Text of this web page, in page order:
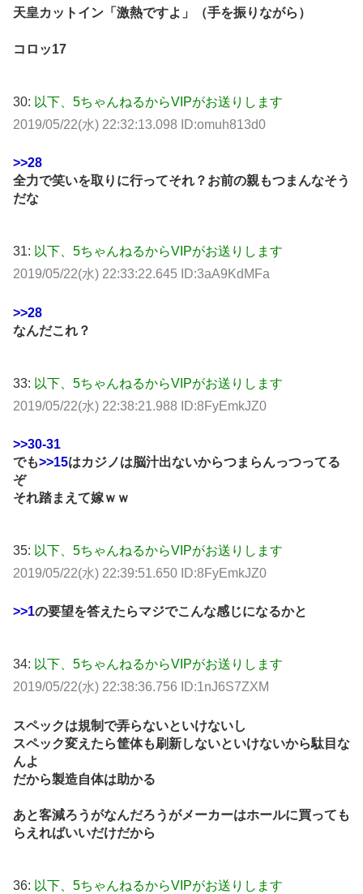
天皇カットイン「激熱ですよ」（手を振りながら）
コロッ17
30: 以下、5ちゃんねるからVIPがお送りします
2019/05/22(水) 22:32:13.098 ID:omuh813d0
>>28
全力で笑いを取りに行ってそれ？お前の親もつまんなそう
だな
31: 以下、5ちゃんねるからVIPがお送りします
2019/05/22(水) 22:33:22.645 ID:3aA9KdMFa
>>28
なんだこれ？
33: 以下、5ちゃんねるからVIPがお送りします
2019/05/22(水) 22:38:21.988 ID:8FyEmkJZ0
>>30-31
でも>>15はカジノは脳汁出ないからつまらんっつってる
ぞ
それ踏まえて嫁ｗｗ
35: 以下、5ちゃんねるからVIPがお送りします
2019/05/22(水) 22:39:51.650 ID:8FyEmkJZ0
>>1の要望を答えたらマジでこんな感じになるかと
34: 以下、5ちゃんねるからVIPがお送りします
2019/05/22(水) 22:38:36.756 ID:1nJ6S7ZXM
スペックは規制で弄らないといけないし
スペック変えたら筐体も刷新しないといけないから駄目な
んよ
だから製造自体は助かる
あと客減ろうがなんだろうがメーカーはホールに買っても
らえればいいだけだから
36: 以下、5ちゃんねるからVIPがお送りします